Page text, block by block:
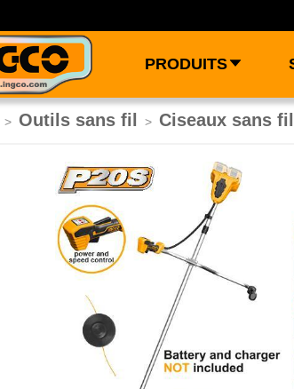
PRODUITS
> Outils sans fil > Ciseaux sans fil